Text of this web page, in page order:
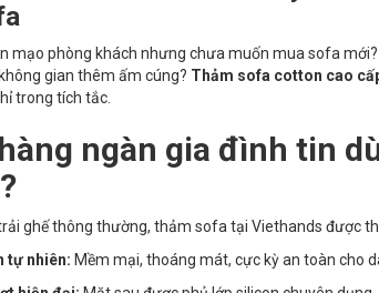
mạo phòng khách nhưng chưa muốn mua sofa
gian thêm ấm cúng? Thảm sofa cotton cao
trong tích tắc.
ngàn gia đình tin
ghế thông thường, thảm sofa tại Viethands được
tự nhiên: Mềm mại, thoáng mát, cực kỳ an toàn cho